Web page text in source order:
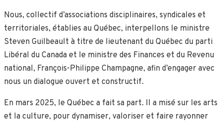
Nous, collectif d’associations disciplinaires, syndicales et
territoriales, établies au Québec, interpellons le ministre
Steven Guilbeault à titre de lieutenant du Québec du parti
Libéral du Canada et le ministre des Finances et du Revenu
national, François-Philippe Champagne, afin d’engager avec
nous un dialogue ouvert et constructif.
En mars 2025, le Québec a fait sa part. Il a misé sur les arts
et la culture, pour dynamiser, valoriser et faire rayonner